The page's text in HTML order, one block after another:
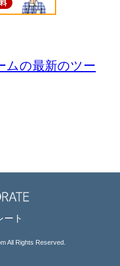
ムの最新のツー
ート
All Rights Reserved.